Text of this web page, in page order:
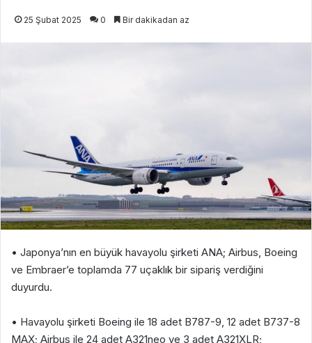
25 Şubat 2025 0 Bir dakikadan az
• Japonya’nın en büyük havayolu şirketi ANA; Airbus, Boeing
ve Embraer’e toplamda 77 uçaklık bir sipariş verdiğini
duyurdu.
• Havayolu şirketi Boeing ile 18 adet B787-9, 12 adet B737-8
MAX; Airbus ile 24 adet A321neo ve 3 adet A321XLR;